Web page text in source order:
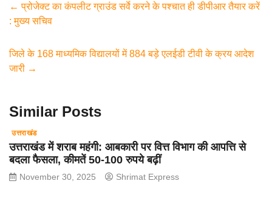
e
b
o
o
er s
p
gr
m
e
← प्रोजेक्ट का कंपलीट ग्राउंड सर्वे करने के पश्चात ही डीपीआर तैयार करें
: मुख्य सचिव
जिले के 168 माध्यमिक विद्यालयों में 884 बड़े एलईडी टीवी के क्रय आदेश
जारी →
Similar Posts
उत्तराखंड
उत्तराखंड में शराब महंगी: आबकारी पर वित्त विभाग की आपत्ति से
बदला फैसला, कीमतें 50-100 रुपये बढ़ीं
November 30, 2025 Shrimat Express